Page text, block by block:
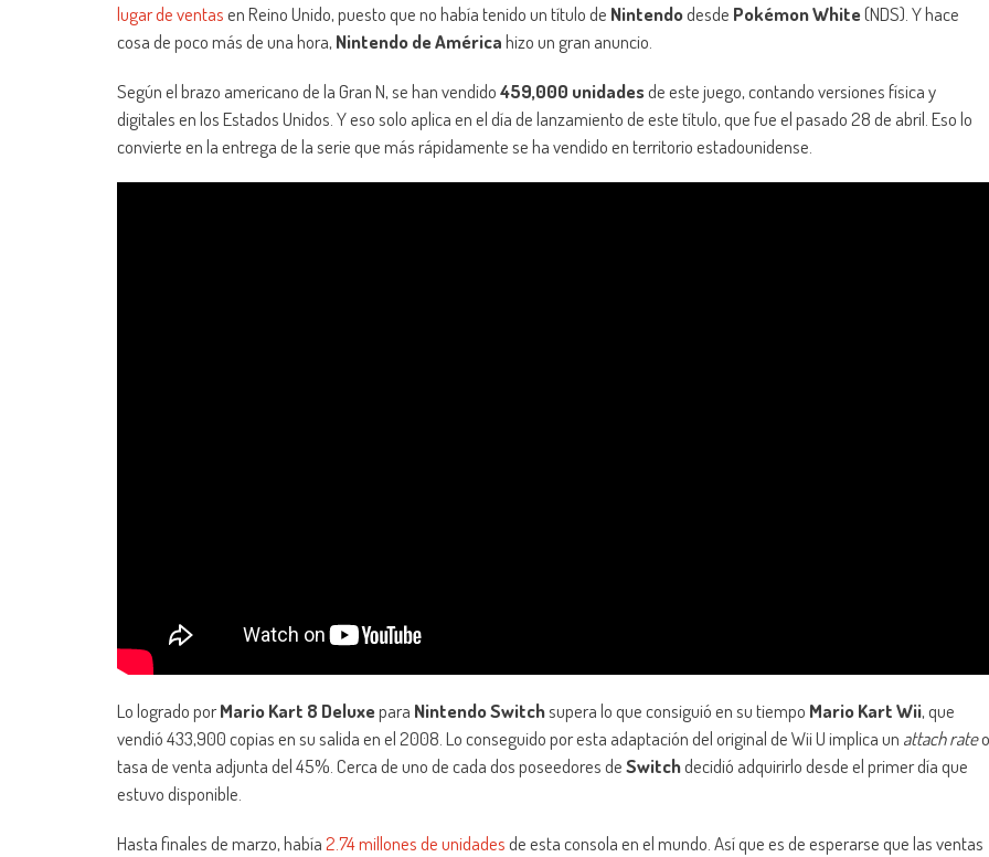
lugar de ventasen Reino Unido, puesto que no había tenido un título de Nintendodesde Pokémon White(NDS). Y hace
cosa de poco más de una hora, Nintendo de Américahizo un gran anuncio.
Según el brazo americano de la Gran N, se han vendido459,000 unidadesde este juego, contando versiones física y
digitales en los Estados Unidos. Y eso solo aplica en el día de lanzamiento de este título, que fue el pasado 28 de abril. Eso lo
convierte en la entrega de la serie que más rápidamente se ha vendido en territorio estadounidense.
Lo logrado porMario Kart 8 Deluxepara Nintendo Switchsupera lo que consiguió en su tiempo Mario Kart Wii, que
vendió 433,900 copias en su salida en el 2008. Lo conseguido por esta adaptación del original de Wii U implica un attach rateo
tasa de venta adjunta del 45%. Cerca de uno de cada dos poseedores deSwitchdecidió adquirirlo desde el primer día que
estuvo disponible.
Hasta finales de marzo, había2.74 millones de unidadesde esta consola en el mundo. Así que es de esperarse que las ventas